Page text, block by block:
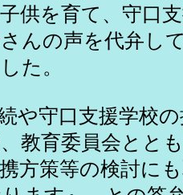
供を育て、守口
んの声を代弁し
た。
や守口支援学校
教育委員会とと
方策等の検討に